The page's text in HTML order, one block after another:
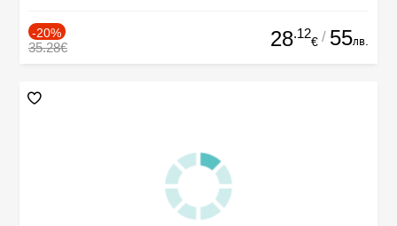
-20%
35.28€ 28.12
€ / 55лв.